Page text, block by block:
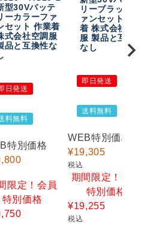
型30Vバッテ
ーカラーファ
セット 作業着
式会社空調服
品と互換性な
日発送
料無料
特別価格
限定！会員
特別価格
リーブラックフ
ァンセット 作業
着 株式会社空調
服 製品と互換性
なし
即日発送
送料無料
WEB特別価格
¥19,305
税込
期間限定！会員
特別価格
¥19,255
税込